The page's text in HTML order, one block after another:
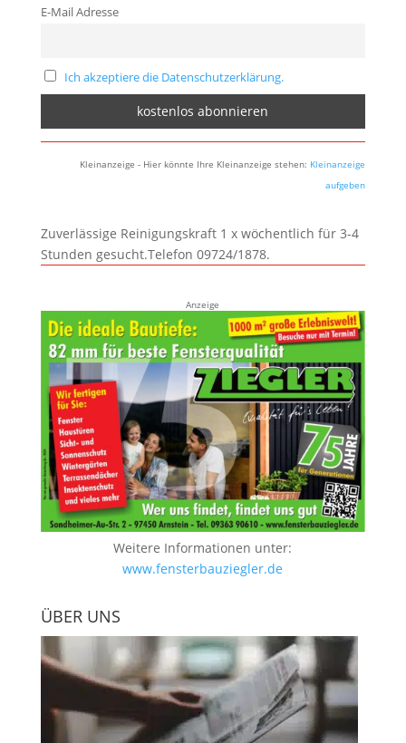
E-Mail Adresse
Ich akzeptiere die Datenschutzerklärung.
Kleinanzeige - Hier könnte Ihre Kleinanzeige stehen: Kleinanzeige
aufgeben
Zuverlässige Reinigungskraft 1 x wöchentlich für 3-4
Stunden gesucht.Telefon 09724/1878.
Anzeige
Weitere Informationen unter:
www.fensterbauziegler.de
ÜBER UNS